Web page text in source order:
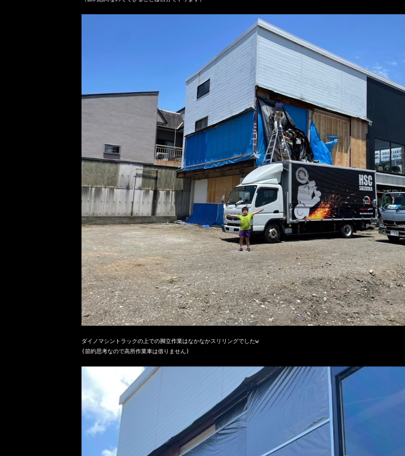
ダイノマシントラックの上での脚立作業はなかなかスリリングでしたw
(節約思考なので高所作業車は借りません)